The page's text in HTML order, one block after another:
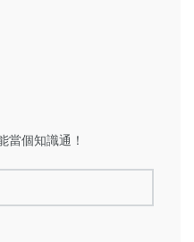
當個知識通！